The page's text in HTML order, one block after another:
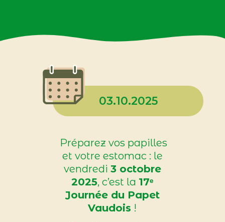
03.10.2025
Préparez vos papilles
et votre estomac : le
vendredi 3 octobre
2025, c’est la 17ᵉ
Journée du Papet
Vaudois !